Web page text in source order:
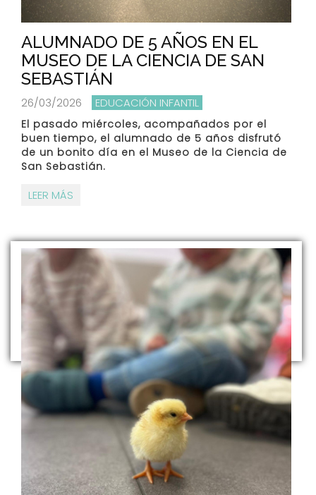
ALUMNADO DE 5 AÑOS EN EL
MUSEO DE LA CIENCIA DE SAN
SEBASTIÁN
26/03/2026 EDUCACIÓN INFANTIL
El pasado miércoles, acompañados por el
buen tiempo, el alumnado de 5 años disfrutó
de un bonito día en el Museo de la Ciencia de
San Sebastián.
LEER MÁS